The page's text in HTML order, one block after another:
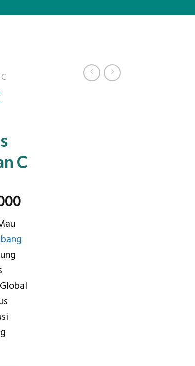
C
Current
Rp4.800.000.